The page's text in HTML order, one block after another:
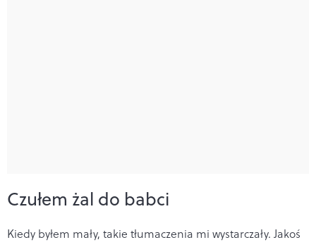
Czułem żal do babci
Kiedy byłem mały, takie tłumaczenia mi wystarczały. Jakoś